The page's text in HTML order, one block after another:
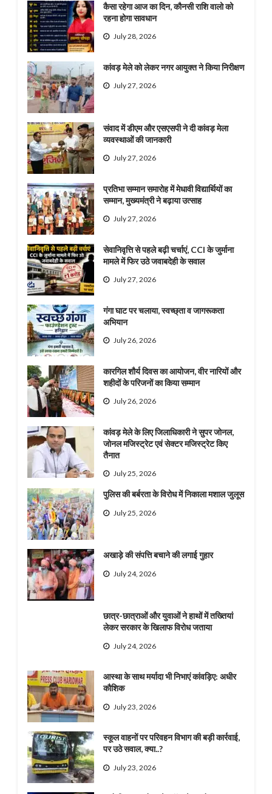
कैसा रहेगा आज का दिन, कौनसी राशि वालो को
रहना होगा सावधान
July 28, 2026
कांवड़ मेले को लेकर नगर आयुक्त ने किया निरीक्षण
July 27, 2026
संवाद में डीएम और एसएसपी ने दी कांवड़ मेला
व्यवस्थाओं की जानकारी
July 27, 2026
प्रतिभा सम्मान समारोह में मेधावी विद्यार्थियों का
सम्मान, मुख्यमंत्री ने बढ़ाया उत्साह
July 27, 2026
सेवानिवृत्ति से पहले बढ़ी चर्चाएं, CCI के जुर्माना
मामले में फिर उठे जवाबदेही के सवाल
July 27, 2026
गंगा घाट पर चलाया, स्वच्छ्ता व जागरूकता
अभियान
July 26, 2026
कारगिल शौर्य दिवस का आयोजन, वीर नारियों और
शहीदों के परिजनों का किया सम्मान
July 26, 2026
कांवड़ मेले के लिए जिलाधिकारी ने सुपर जोनल,
जोनल मजिस्ट्रेट एवं सेक्टर मजिस्ट्रेट किए
तैनात
July 25, 2026
पुलिस की बर्बरता के विरोध में निकाला मशाल जुलूस
July 25, 2026
अखाड़े की संपत्ति बचाने की लगाई गुहार
July 24, 2026
छात्र-छात्राओं और युवाओं ने हाथों में तख्तियां
लेकर सरकार के खिलाफ विरोध जताया
July 24, 2026
आस्था के साथ मर्यादा भी निभाएं कांवड़िए: अधीर
कौशिक
July 23, 2026
स्कूल वाहनों पर परिवहन विभाग की बड़ी कार्रवाई,
पर उठे सवाल, क्या..?
July 23, 2026